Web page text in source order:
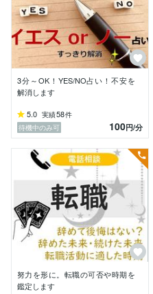
・今のあなたに対するアド
迷いのあるときは自分の
です。
どちらの方向に進めば、
られるか解き明かしてまい
＜テキスト＞
・結果だけでなく、補足
＜電話＞
・サクサクと、30秒で鑑定
＊＊＊
最後に私の自己紹介をさ
主に上野で対面鑑定を鶏冠
ありがたいことに、仕事
て特にリピーター様に恵ま
3分～OK！YES/NO占い！不安を
解消します
5.0 実績58件
待機中のみ可
100円/分
努力を形に。転職の可否や時期を
鑑定します